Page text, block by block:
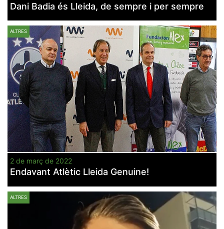
Dani Badia és Lleida, de sempre i per sempre
ALTRES
2 de març de 2022
Endavant Atlètic Lleida Genuine!
ALTRES